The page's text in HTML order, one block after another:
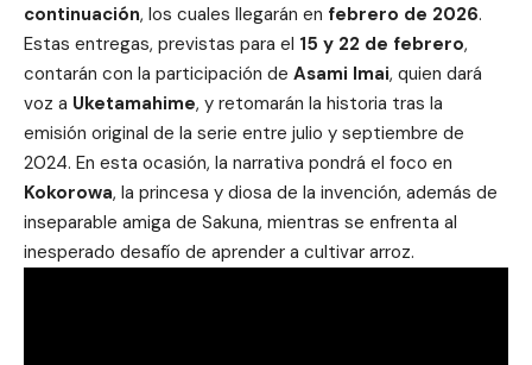
continuación, los cuales llegarán en febrero de 2026.
Estas entregas, previstas para el 15 y 22 de febrero,
contarán con la participación de Asami Imai, quien dará
voz a Uketamahime, y retomarán la historia tras la
emisión original de la serie entre julio y septiembre de
2024. En esta ocasión, la narrativa pondrá el foco en
Kokorowa, la princesa y diosa de la invención, además de
inseparable amiga de Sakuna, mientras se enfrenta al
inesperado desafío de aprender a cultivar arroz.